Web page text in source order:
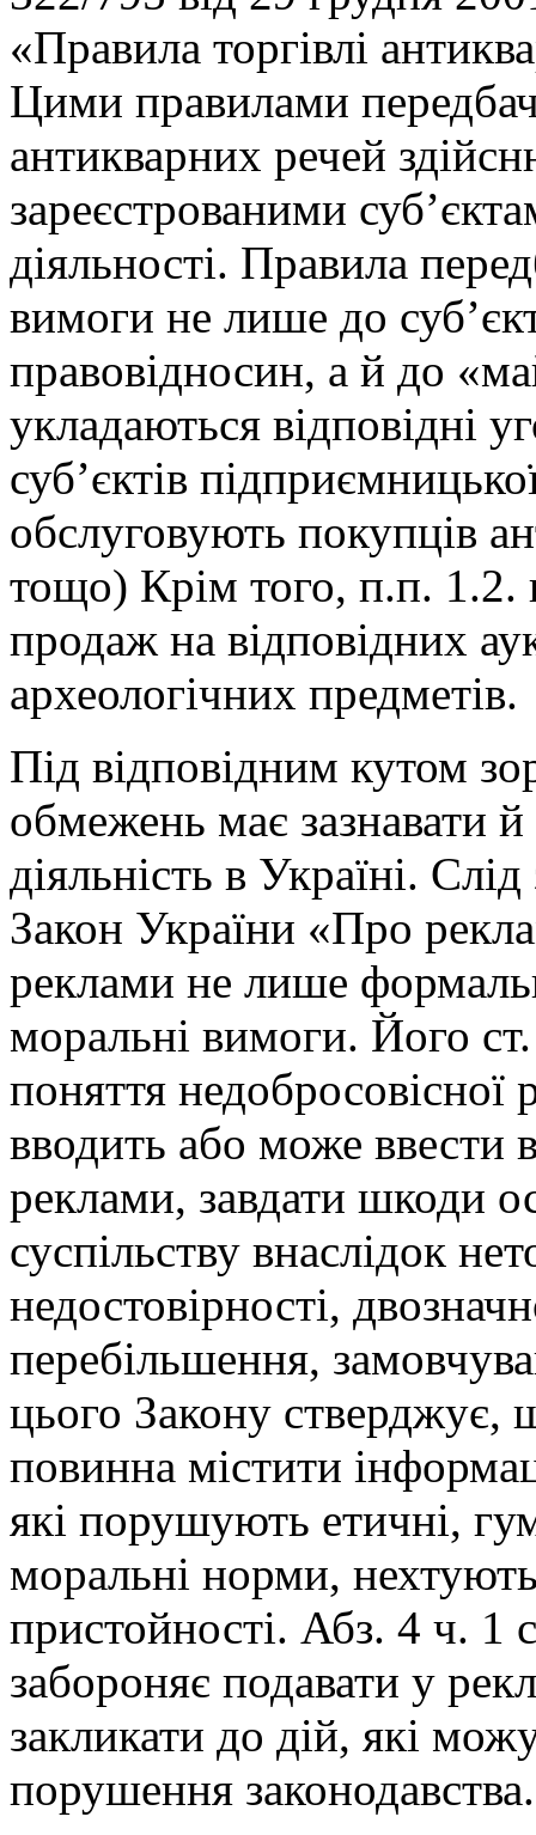
«Правила торгівлі
Цими правилами
антикварних речей
зареєстрованими
діяльності. Правила
вимоги не лише до
правовідносин, а й до
укладаються відповідні
суб’єктів
обслуговують покупців
тощо) Крім того, п.п. 1.2.
продаж на відповідних
археологічних предметів.
Під відповідним кутом
обмежень має зазнавати
діяльність в Україні.
Закон України «Про
реклами не лише
моральні вимоги. Його
поняття недобросовісної
вводить або може ввести
реклами, завдати шкоди
суспільству внаслідок
недостовірності,
перебільшення,
цього Закону стверджує,
повинна містити
які порушують етичні,
моральні норми,
пристойності. Абз. 4 ч. 1
забороняє подавати у
закликати до дій, які
порушення законодавства.